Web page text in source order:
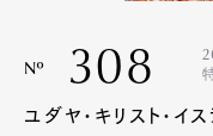
Nº 308
ユダヤ･キリスト･イ